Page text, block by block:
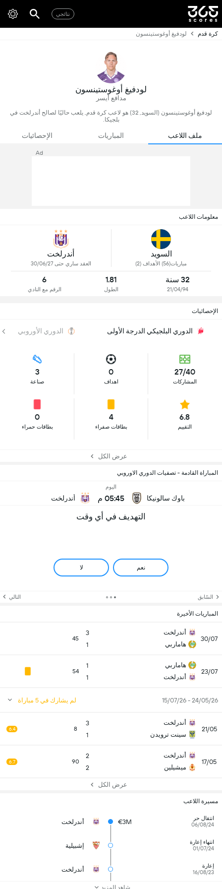
نتائجي
كرة قدم لودفيغ أوغوستينسون
لودفيغ أوغوستينسون
مدافع أيسر
لودفيغ أوغوستينسون (السويد, 32) هو لاعب كرة قدم, يلعب حاليًا لصالح أندرلخت في
بلجيكا.
ملف اللاعب المباريات الإحصائيات
Ad
معلومات اللاعب
السويد
مباريات(56) الأهداف (2)
أندرلخت
العقد ساري حتى 30/06/27
32 سنة
21/04/94
1.81
الطول
6
الرقم مع النادي
الإحصائيات
الدوري البلجيكي الدرجة الأولى الدوري الأوروبي
27/40
المشاركات
0
اهداف
3
صناعة
6.8
التقييم
4
بطاقات صفراء
0
بطاقات حمراء
عرض الكل
المباراة القادمة - تصفيات الدوري الاوروبي
باوك سالونيكا
اليوم
05:45 م أندرلخت
التهديف في أي وقت
نعم لا
السّابق التالي
المباريات الأخيرة
30/07
أندرلخت
هاماربي
3
1
45
23/07
هاماربي
أندرلخت
1
1
54
24/05/26 - 15/07/26 لم يشارك في 5 مباراة
21/05
أندرلخت
سينت ترويدن
3
1
8
6.4
17/05
أندرلخت
ميشيلين
2
2
90
6.7
عرض الكل
مسيرة اللاعب
انتقال حر
06/08/24
€3M أندرلخت
انتهاء إعارة
01/07/24
إشبيلية
إعارة
16/08/23
أندرلخت
شاهد المزيد